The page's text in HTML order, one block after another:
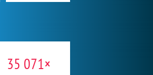
35 071×